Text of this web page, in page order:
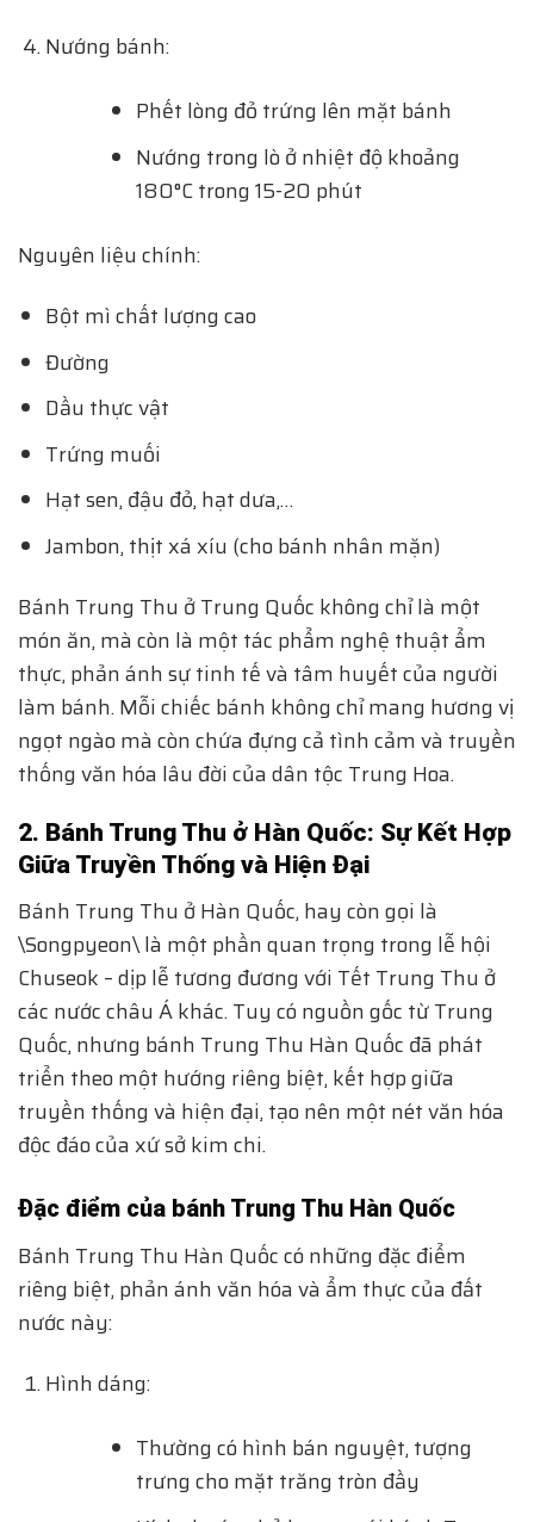
Nướng bánh:
Phết lòng đỏ trứng lên mặt bánh
Nướng trong lò ở nhiệt độ khoảng
180°C trong 15-20 phút
Nguyên liệu chính:
Bột mì chất lượng cao
Đường
Dầu thực vật
Trứng muối
Hạt sen, đậu đỏ, hạt dưa,…
Jambon, thịt xá xíu (cho bánh nhân mặn)
Bánh Trung Thu ở Trung Quốc không chỉ là một
món ăn, mà còn là một tác phẩm nghệ thuật ẩm
thực, phản ánh sự tinh tế và tâm huyết của người
làm bánh. Mỗi chiếc bánh không chỉ mang hương vị
ngọt ngào mà còn chứa đựng cả tình cảm và truyền
thống văn hóa lâu đời của dân tộc Trung Hoa.
2. Bánh Trung Thu ở Hàn Quốc: Sự Kết Hợp
Giữa Truyền Thống và Hiện Đại
Bánh Trung Thu ở Hàn Quốc, hay còn gọi là
\Songpyeon\ là một phần quan trọng trong lễ hội
Chuseok – dịp lễ tương đương với Tết Trung Thu ở
các nước châu Á khác. Tuy có nguồn gốc từ Trung
Quốc, nhưng bánh Trung Thu Hàn Quốc đã phát
triển theo một hướng riêng biệt, kết hợp giữa
truyền thống và hiện đại, tạo nên một nét văn hóa
độc đáo của xứ sở kim chi.
Đặc điểm của bánh Trung Thu Hàn Quốc
Bánh Trung Thu Hàn Quốc có những đặc điểm
riêng biệt, phản ánh văn hóa và ẩm thực của đất
nước này:
Hình dáng:
Thường có hình bán nguyệt, tượng
trưng cho mặt trăng tròn đầy